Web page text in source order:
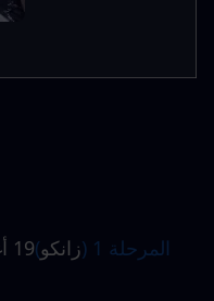
المرحلة 1 ( زانكو)19 أغسطس 2026 – 9 سبتمبر 2026